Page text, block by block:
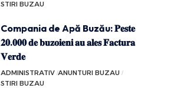
STIRI BUZAU
Compania de Apă Buzău: 𝐏𝐞𝐬𝐭𝐞
𝟐𝟎.𝟎𝟎𝟎 𝐝𝐞 𝐛𝐮𝐳𝐨𝐢𝐞𝐧𝐢 𝐚𝐮 𝐚𝐥𝐞𝐬 𝐅𝐚𝐜𝐭𝐮𝐫𝐚
𝐕𝐞𝐫𝐝𝐞
ADMINISTRATIV ANUNTURI BUZAU
STIRI BUZAU